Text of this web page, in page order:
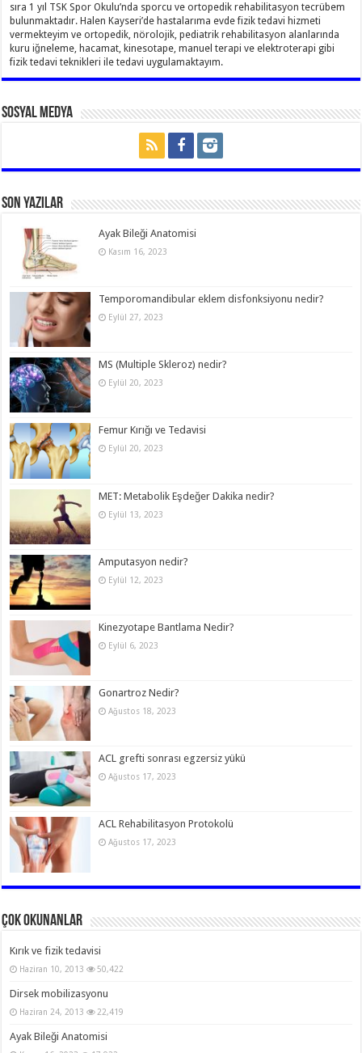
sıra 1 yıl TSK Spor Okulu’nda sporcu ve ortopedik rehabilitasyon tecrübem
bulunmaktadır. Halen Kayseri’de hastalarıma evde fizik tedavi hizmeti
vermekteyim ve ortopedik, nörolojik, pediatrik rehabilitasyon alanlarında
kuru iğneleme, hacamat, kinesotape, manuel terapi ve elektroterapi gibi
fizik tedavi teknikleri ile tedavi uygulamaktayım.
Sosyal Medya
Son Yazılar
Ayak Bileği Anatomisi
Kasım 16, 2023
Temporomandibular eklem disfonksiyonu nedir?
Eylül 27, 2023
MS (Multiple Skleroz) nedir?
Eylül 20, 2023
Femur Kırığı ve Tedavisi
Eylül 20, 2023
MET: Metabolik Eşdeğer Dakika nedir?
Eylül 13, 2023
Amputasyon nedir?
Eylül 12, 2023
Kinezyotape Bantlama Nedir?
Eylül 6, 2023
Gonartroz Nedir?
Ağustos 18, 2023
ACL grefti sonrası egzersiz yükü
Ağustos 17, 2023
ACL Rehabilitasyon Protokolü
Ağustos 17, 2023
Çok Okunanlar
Kırık ve fizik tedavisi
Haziran 10, 2013 50,422
Dirsek mobilizasyonu
Haziran 24, 2013 22,419
Ayak Bileği Anatomisi